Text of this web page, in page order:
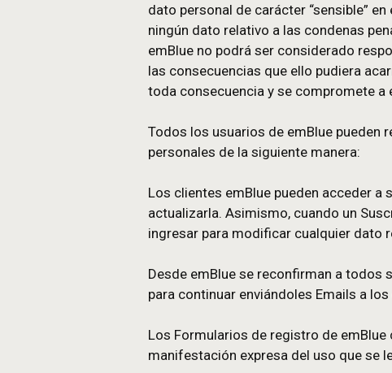
que se compromete a
inexactos, erróneos,
comunicación o
descarga en la
Será responsabilidad
Por otra parte, el Usuario se
dato personal de carácter
ningún dato relativo a las
las consecuencias que ello
toda consecuencia y se